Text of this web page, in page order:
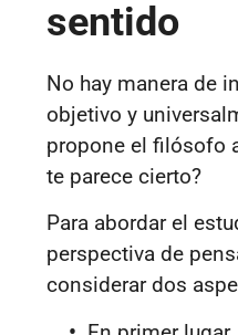
sentido
No hay manera de
objetivo y
propone el filósofo
te parece cierto?
Para abordar el
perspectiva de
considerar dos